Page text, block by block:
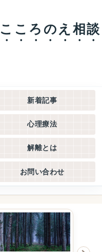
ころのえ相談
新着記事
心理療法
解離とは
お問い合わせ